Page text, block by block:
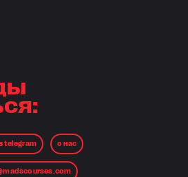
telegram о нас